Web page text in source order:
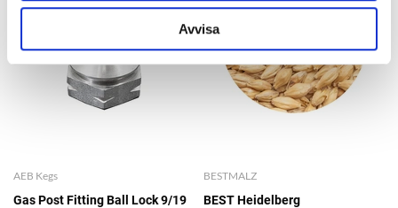
Avvisa
AEB Kegs
Gas Post Fitting Ball Lock 9/19
BESTMALZ
BEST Heidelberg